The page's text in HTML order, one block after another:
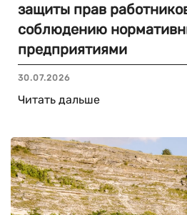
защиты прав
соблюдению
предприятиями
30.07.2026
Читать дальше